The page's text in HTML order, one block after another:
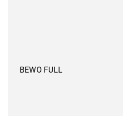
BEWO FULL